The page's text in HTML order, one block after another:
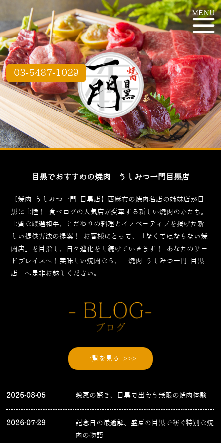
03-5487-1029
目黒でおすすめの焼肉 うしみつ一門目黒店
【焼肉 うしみつ一門 目黒店】西麻布の焼肉名店の姉妹店が目
黒に上陸！
食べログの人気店が変革する新しい焼肉のかたち。
上質な厳選和牛、こだわりの料理とイノベーティブを掲げた新
しい提供方法の提案！
お客様にとって、「なくてはならない焼
肉店」を目指し、日々進化をし続けていきます！
あなたのサー
ドプレイスへ！美味しい焼肉なら、「焼肉 うしみつ一門 目黒
店」へ是非お越しください。
一覧を見る >>>
2026-08-05 晩夏の驚き、目黒で出会う無限の焼肉体験
2026-07-29
記念日の最適解、盛夏の目黒で紡ぐ特別な焼
肉の物語